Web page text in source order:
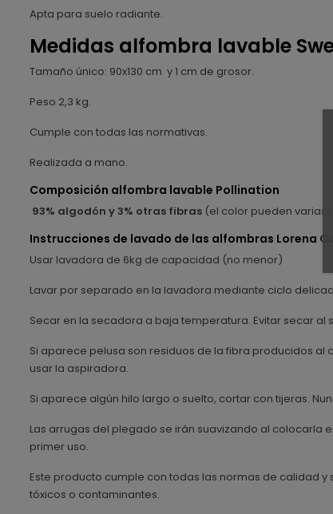
Apta para suelo radiante.
Medidas alfombra lavable
Tamaño único: 90x130 cm y 1 cm de grosor.
Peso 2,3 kg.
Cumple con todas las normativas.
Realizada a mano.
Composición alfombra lavable Pollination
93% algodón y 3% otras fibras (el color pueden variar
Instrucciones de lavado de las alfombras Lorena
Usar lavadora de 6kg de capacidad (no menor)
Lavar por separado en la lavadora mediante ciclo
Secar en la secadora a baja temperatura. Evitar secar al
Si aparece pelusa son residuos de la fibra producidos
usar la aspiradora.
Si aparece algún hilo largo o suelto, cortar con tijeras.
Las arrugas del plegado se irán suavizando al colocarla
primer uso.
Este producto cumple con todas las normas de calidad y
tóxicos o contaminantes.